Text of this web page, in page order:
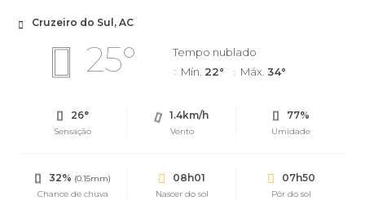
Cruzeiro do Sul, AC
25°
Tempo nublado
Mín. 22° Máx. 34°
26°
Sensação
1.4km/h
Vento
77%
Umidade
32% (0.15mm)
Chance de chuva
08h01
Nascer do sol
07h50
Pôr do sol